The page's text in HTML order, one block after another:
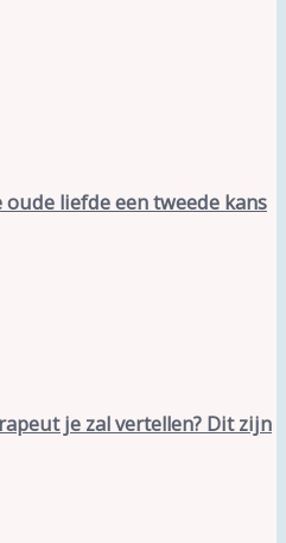
liefde een tweede kans
je zal vertellen? Dit zijn